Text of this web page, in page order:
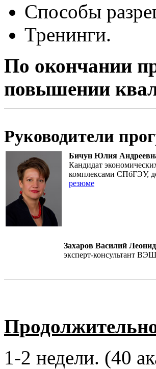
Способы
Тренинги.
По окончании
повышении
Руководители
Бичун Юлия
Кандидат
комплексами СПбГЭУ,
резюме
Захаров Василий
эксперт-консультант
1-2 недели. (40